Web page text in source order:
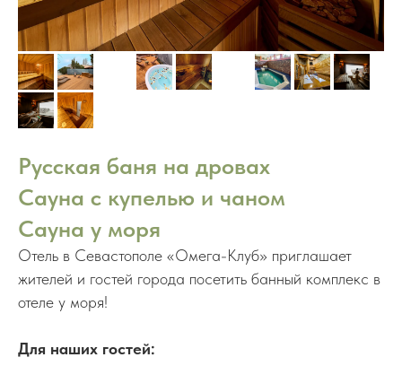
Русская баня на дровах
Сауна с купелью и чаном
Сауна у моря
Отель в Севастополе «Омега-Клуб» приглашает
жителей и гостей города посетить банный комплекс в
отеле у моря!
Для наших гостей: